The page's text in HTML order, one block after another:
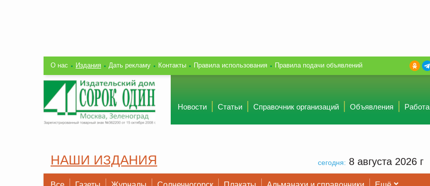
О нас Издания Дать рекламу Контакты Правила использования Правила подачи объявлений
Новости Статьи Справочник организаций Объявления Работа
сегодня: 8 августа 2026 г
НАШИ ИЗДАНИЯ